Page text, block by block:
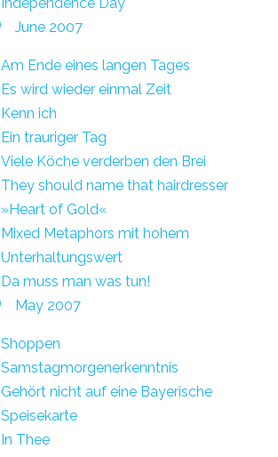
June 2007
Am Ende eines langen Tages
Es wird wieder einmal Zeit
Kenn ich
Ein trauriger Tag
Viele Köche verderben den Brei
They should name that hairdresser
»Heart of Gold«
Mixed Metaphors mit hohem
Unterhaltungswert
Da muss man was tun!
May 2007
Shoppen
Samstagmorgenerkenntnis
Gehört nicht auf eine Bayerische
Speisekarte
In Thee